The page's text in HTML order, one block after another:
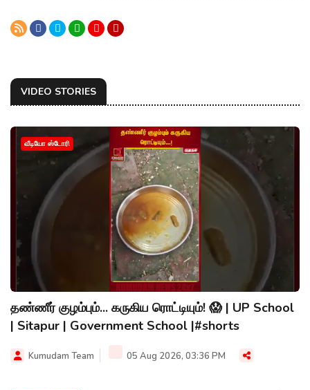
VIDEO STORIES
வீடியோ ஸ்டோரி
தண்ணீர் குழம்பும்... கருகிய ரொட்டியும்! 😱 | UP School
| Sitapur | Government School |#shorts
Kumudam Team 05 Aug 2026, 03:36 PM